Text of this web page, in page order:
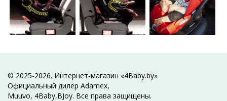
© 2025-2026. Интернет-магазин «4Baby.by»
Официальный дилер Adamex,
Muuvo, 4Baby,BJoy. Все права защищены.